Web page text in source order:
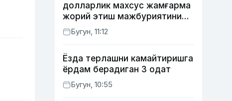
долларлик махсус жамғарма
жорий этиш мажбуриятини
юклади
Бугун, 11:12
Ёзда терлашни камайтиришга
ёрдам берадиган 3 одат
Бугун, 10:55